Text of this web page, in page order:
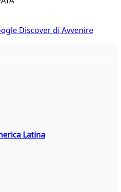
Discover di Avvenire
Latina